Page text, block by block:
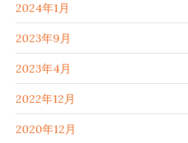
2024年1月
2023年9月
2023年4月
2022年12月
2020年12月